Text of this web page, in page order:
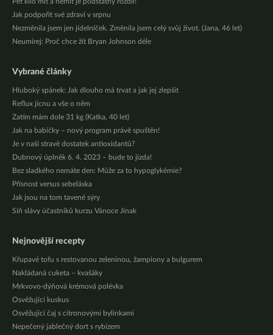
Pět kilo mít a nemít je podstatný rozdíl!
Jak podpořit své zdraví v srpnu
Nezměnila jsem jen jídelníček. Změnila jsem celý svůj život. (Jana, 46 let)
Neumírej: Proč chce žít Bryan Johnson déle
Vybrané články
Hluboký spánek: Jak dlouho má trvat a jak jej zlepšit
Reflux jícnu a vše o něm
Zatím mám dole 31 kg (Katka, 40 let)
Jak na babičky – nový program právě spuštěn!
Je v naší stravě dostatek antioxidantů?
Dubnový úplněk 6. 4. 2023 – bude to jízda!
Bez sladkého nemáte den: Může za to hypoglykémie?
Přísnost versus sebeláska
Jak jsou na tom tavené sýry
Síň slávy účastníků kurzu Vánoce Jinak
Nejnovější recepty
Křupavé tofu s restovanou zeleninou, žampiony a bulgurem
Nakládaná cuketa – kvašáky
Mrkvovo-dýňová krémová polévka
Osvěžující kuskus
Osvěžující čaj s citronovými bylinkami
Nepečený jablečný dort s rybízem